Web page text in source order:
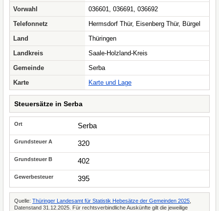
Vorwahl
036601, 036691, 036692
Telefonnetz
Hermsdorf Thür, Eisenberg Thür, Bürgel
Land
Thüringen
Landkreis
Saale-Holzland-Kreis
Gemeinde
Serba
Karte
Karte und Lage
Steuersätze in Serba
Serba
320
402
395
Quelle: Thüringer Landesamt für Statistik Hebesätze der Gemeinden 2025
Datenstand 31.12.2025. Für rechtsverbindliche Auskünfte gilt die jeweilige